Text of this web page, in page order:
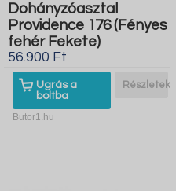
Dohányzóasztal
Providence 176 (Fényes
fehér Fekete)
56.900 Ft
Ugrás a
boltba
Részletek
Butor1.hu